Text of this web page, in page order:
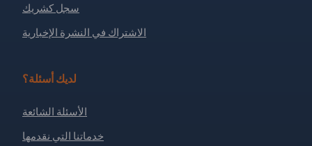
سجل كشريك
الاشتراك في النشرة الإخبارية
لديك أسئلة؟
الأسئلة الشائعة
خدماتنا التي نقدمها